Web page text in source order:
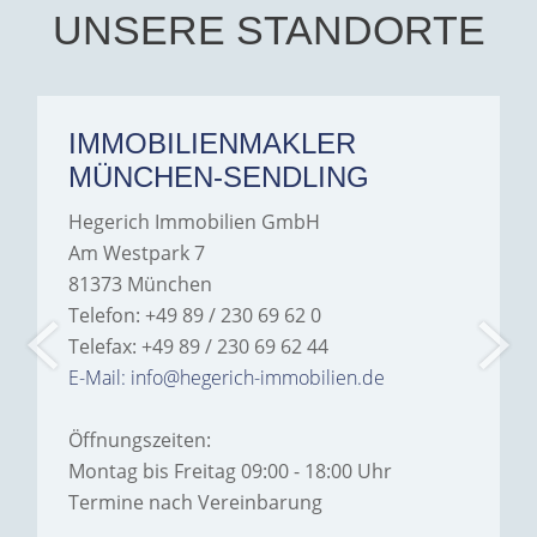
Hegerich Immobilien to
anyone looking for a home.
UNSERE STANDORTE
IMMOBILIENMAKLER
MÜNCHEN-SENDLING
Hegerich Immobilien GmbH
Am Westpark 7
81373 München
Telefon: +49 89 / 230 69 62 0
Telefax: +49 89 / 230 69 62 44
E-Mail: info@hegerich-immobilien.de
Öffnungszeiten:
Montag bis Freitag 09:00 - 18:00 Uhr
Termine nach Vereinbarung